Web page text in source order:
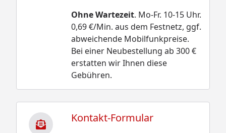
Ohne Wartezeit. Mo-Fr. 10-15 Uhr.
0,69 €/Min. aus dem Festnetz, ggf.
abweichende Mobilfunkpreise.
Bei einer Neubestellung ab 300 €
erstatten wir Ihnen diese
Gebühren.
Kontakt-Formular